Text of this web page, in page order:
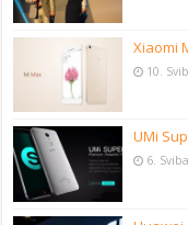
Xiaomi
10.
UMi
6.